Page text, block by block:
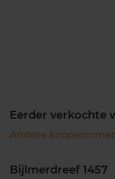
Eerder verkochte
Andere
Bijlmerdreef 1457